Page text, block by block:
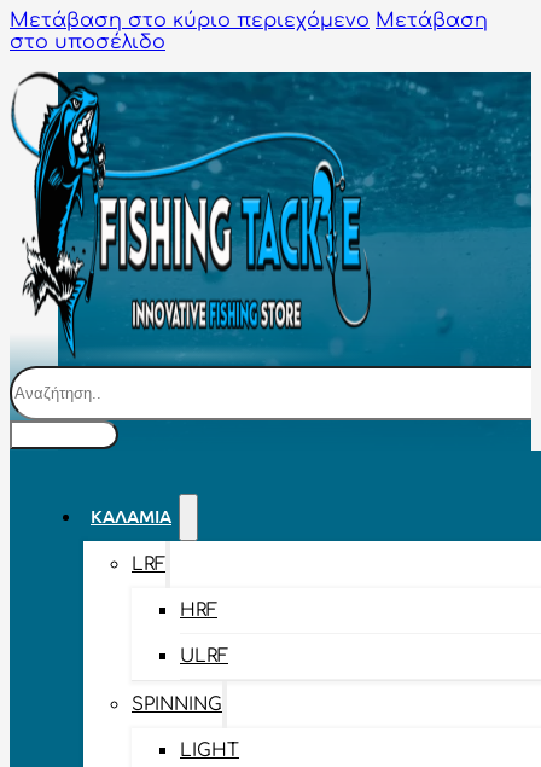
Μετάβαση στο κύριο περιεχόμενο Μετάβαση
στο υποσέλιδο
Αναζήτηση
ΚΑΛΆΜΙΑ
LRF
HRF
ULRF
SPINNING
LIGHT